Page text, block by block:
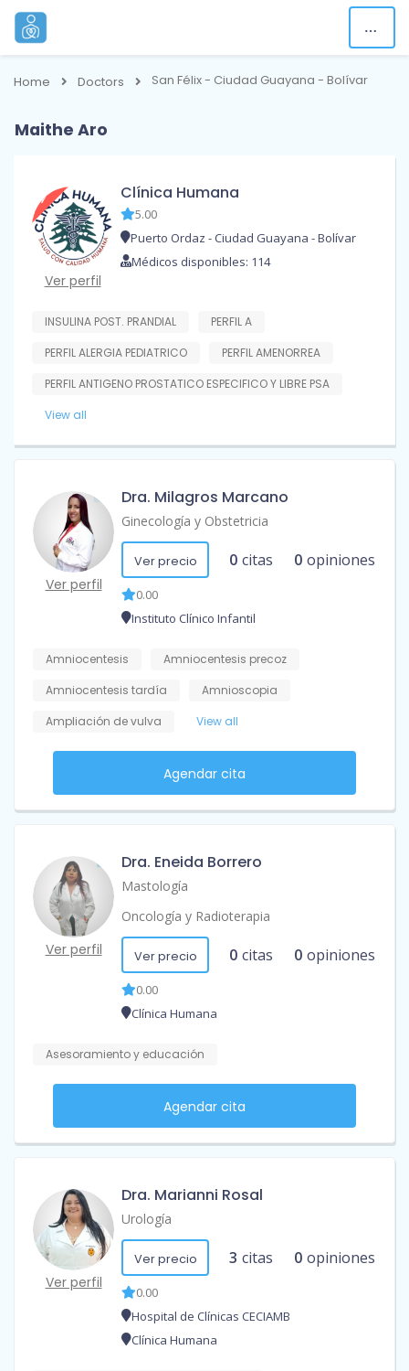
Home Doctors San Félix - Ciudad Guayana - Bolívar
Maithe Aro
Ver perfil
Clínica Humana
5.00
Puerto Ordaz - Ciudad Guayana - Bolívar
Médicos disponibles: 114
INSULINA POST. PRANDIAL
PERFIL A
PERFIL ALERGIA PEDIATRICO
PERFIL AMENORREA
PERFIL ANTIGENO PROSTATICO ESPECIFICO Y LIBRE PSA
View all
Ver perfil
Dra. Milagros Marcano
Ginecología y Obstetricia
Ver precio 0 citas 0 opiniones
0.00
Instituto Clínico Infantil
Amniocentesis
Amniocentesis precoz
Amniocentesis tardía
Amnioscopia
Ampliación de vulva
View all
Agendar cita
Ver perfil
Dra. Eneida Borrero
Mastología
Oncología y Radioterapia
Ver precio 0 citas 0 opiniones
0.00
Clínica Humana
Asesoramiento y educación
Agendar cita
Ver perfil
Dra. Marianni Rosal
Urología
Ver precio 3 citas 0 opiniones
0.00
Hospital de Clínicas CECIAMB
Clínica Humana